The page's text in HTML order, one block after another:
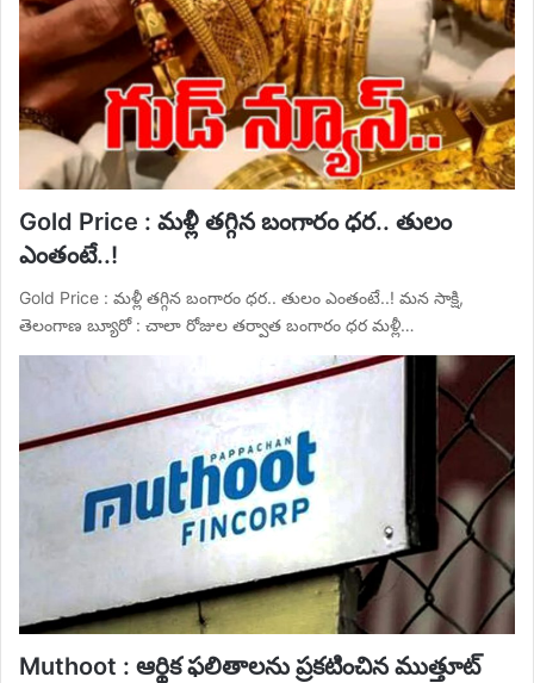
Gold Price : మళ్లీ తగ్గిన బంగారం ధర.. తులం
ఎంతంటే..!
Gold Price : మళ్లీ తగ్గిన బంగారం ధర.. తులం ఎంతంటే..! మన సాక్షి,
తెలంగాణ బ్యూరో : చాలా రోజుల తర్వాత బంగారం ధర మళ్లీ…
Muthoot : ఆర్థిక ఫలితాలను ప్రకటించిన ముత్తూట్